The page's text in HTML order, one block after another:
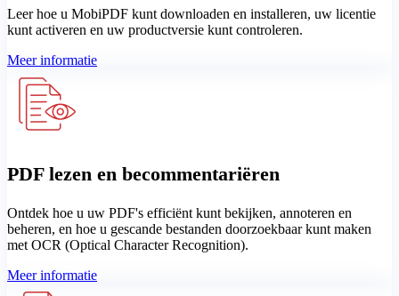
Leer hoe u MobiPDF kunt downloaden en installeren, uw licentie
kunt activeren en uw productversie kunt controleren.
Meer informatie
PDF lezen en becommentariëren
Ontdek hoe u uw PDF's efficiënt kunt bekijken, annoteren en
beheren, en hoe u gescande bestanden doorzoekbaar kunt maken
met OCR (Optical Character Recognition).
Meer informatie